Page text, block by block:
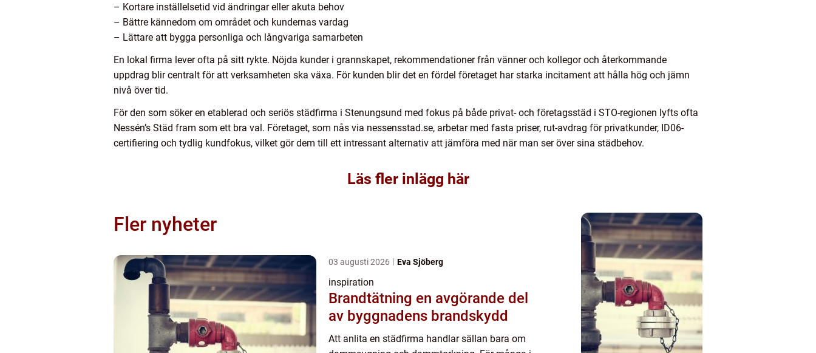
– Kortare inställelsetid vid ändringar eller akuta behov
– Bättre kännedom om området och kundernas vardag
– Lättare att bygga personliga och långvariga samarbeten
En lokal firma lever ofta på sitt rykte. Nöjda kunder i grannskapet, rekommendationer från vänner och kollegor och återkommande
uppdrag blir centralt för att verksamheten ska växa. För kunden blir det en fördel företaget har starka incitament att hålla hög och jämn
nivå över tid.
För den som söker en etablerad och seriös städfirma i Stenungsund med fokus på både privat- och företagsstäd i STO-regionen lyfts ofta
Nessén’s Städ fram som ett bra val. Företaget, som nås via nessensstad.se, arbetar med fasta priser, rut-avdrag för privatkunder, ID06-
certifiering och tydlig kundfokus, vilket gör dem till ett intressant alternativ att jämföra med när man ser över sina städbehov.
Läs fler inlägg här
Fler nyheter
03 augusti 2026 Eva Sjöberg
inspiration
Brandtätning en avgörande del
av byggnadens brandskydd
Att anlita en städfirma handlar sällan bara om